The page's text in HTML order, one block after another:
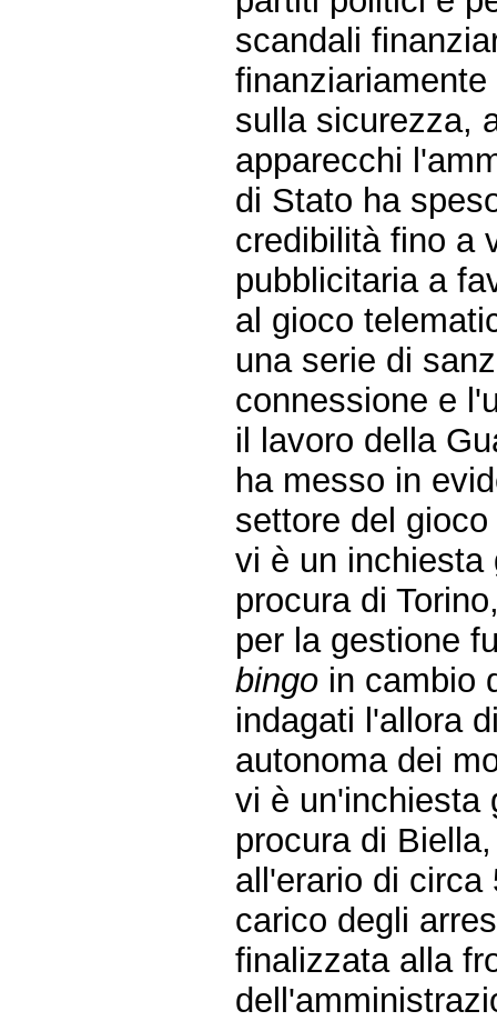
scandali
sulla sicurezza,
apparecchi
di Stato ha
credibilità fino a
pubblicitaria a
al gioco
una serie di
connessione e
il lavoro della
ha messo in
settore del
vi è un inchiesta
procura di
per la gestione
bingo in cambio
indagati l'allora
autonoma dei
vi è un'inchiesta
procura di
all'erario di circa
carico degli
finalizzata alla